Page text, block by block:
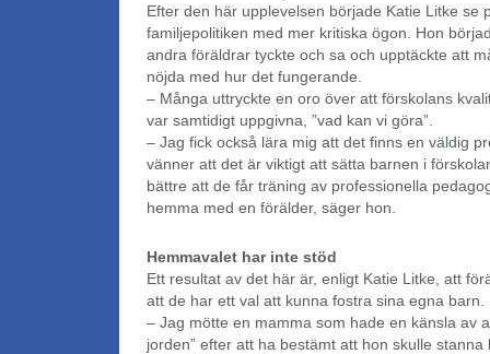
Efter den här upplevelsen började Katie Litke se
familjepolitiken med mer kritiska ögon. Hon
andra föräldrar tyckte och sa och upptäckte att
nöjda med hur det fungerande.
– Många uttryckte en oro över att förskolans
var samtidigt uppgivna, ”vad kan vi göra”.
– Jag fick också lära mig att det finns en väldig
vänner att det är viktigt att sätta barnen i
bättre att de får träning av professionella
hemma med en förälder, säger hon.
Hemmavalet har inte stöd
Ett resultat av det här är, enligt Katie Litke, att
att de har ett val att kunna fostra sina egna barn.
– Jag mötte en mamma som hade en känsla av
jorden” efter att ha bestämt att hon skulle